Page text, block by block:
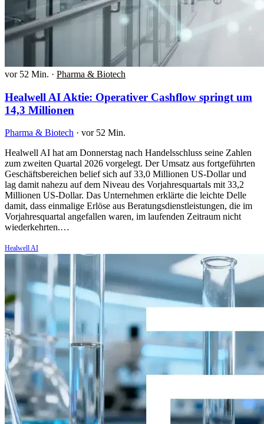
vor 52 Min. · Pharma & Biotech
Healwell AI Aktie: Operativer Cashflow springt um
14,3 Millionen
Pharma & Biotech · vor 52 Min.
Healwell AI hat am Donnerstag nach Handelsschluss seine Zahlen
zum zweiten Quartal 2026 vorgelegt. Der Umsatz aus fortgeführten
Geschäftsbereichen belief sich auf 33,0 Millionen US-Dollar und
lag damit nahezu auf dem Niveau des Vorjahresquartals mit 33,2
Millionen US-Dollar. Das Unternehmen erklärte die leichte Delle
damit, dass einmalige Erlöse aus Beratungsdienstleistungen, die im
Vorjahresquartal angefallen waren, im laufenden Zeitraum nicht
wiederkehrten.…
Healwell AI